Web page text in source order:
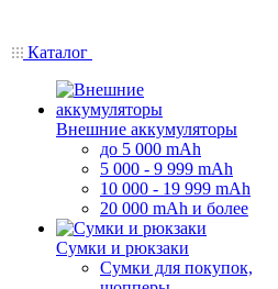
Каталог
Внешние аккумуляторы
до 5 000 mAh
5 000 - 9 999 mAh
10 000 - 19 999 mAh
20 000 mAh и более
Сумки и рюкзаки
Сумки для покупок,